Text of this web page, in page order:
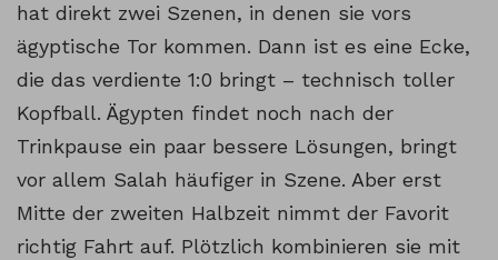
hat direkt zwei Szenen, in denen sie vors
ägyptische Tor kommen. Dann ist es eine Ecke,
die das verdiente 1:0 bringt – technisch toller
Kopfball. Ägypten findet noch nach der
Trinkpause ein paar bessere Lösungen, bringt
vor allem Salah häufiger in Szene. Aber erst
Mitte der zweiten Halbzeit nimmt der Favorit
richtig Fahrt auf. Plötzlich kombinieren sie mit